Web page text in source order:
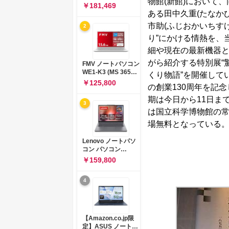
ある田中久重(たなか
市助(ふじおかいちす
り”にかける情熱を、
細や現在の最新機器
がら紹介する特別展“
くり物語”を開催して
の創業130周年を記
期は今日から11日ま
は国立科学博物館の
場無料となっている。
コン 15-fd 15.6イン
チ インテル Core 5
120U メモリ16GB
SSD512GB
Windows 11
Microsoft Office
2024搭載 WPS
Office搭載 カメラシ
ャッター 指紋認証 薄
型 Copilotキー搭載
ナチュラルシルバー
￥181,469
2
FMV ノートパソコン
WE1-K3 (MS 365
Personal/Copilotキ
ー搭載/Win 11/15.6
型/Core
i5/16GB/SSD
512GB/ホワイト)
FMVWK3E15W_AZ
￥125,800
3
Lenovo ノートパソ
コン パソコン
IdeaPad Slim 3 14.0
インチ AMD
Ryzen™ 5 8640HS
メモリ16GB
SSD512GB
Microsoft 365 試用
版 Windows11 バッ
テリー駆動12.6時間
重量1.39kg ルナグレ
￥159,800
4
【Amazon.co.jp限
定】ASUS ノートパ